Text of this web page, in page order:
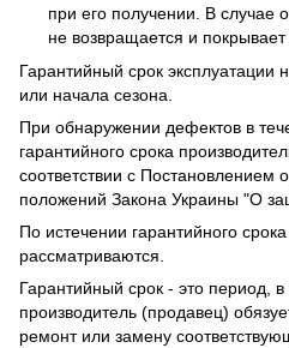
при его получении. В случае
не возвращается и покрывает
Гарантийный срок эксплуатации
или начала сезона.
При обнаружении дефектов в
гарантийного срока
соответствии с Постановлением
положений Закона Украины "О
По истечении гарантийного
рассматриваются.
Гарантийный срок - это период, в
производитель (продавец)
ремонт или замену